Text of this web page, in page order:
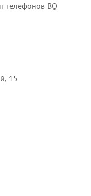
телефонов BQ
15